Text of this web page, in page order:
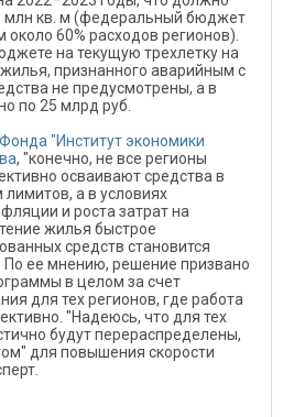
млн кв. м (федеральный бюджет
60% расходов регионов).
на текущую трехлетку на
признанного аварийным с
не предусмотрены, а в
по 25 млрд руб.
"Институт экономики
, "конечно, не все регионы
осваивают средства в
а в условиях
и роста затрат на
жилья быстрое
средств становится
ее мнению, решение призвано
в целом за счет
для тех регионов, где работа
"Надеюсь, что для тех
будут перераспределены,
для повышения скорости